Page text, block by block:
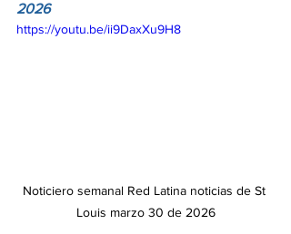
2026
https://youtu.be/ii9DaxXu9H8
Noticiero semanal Red Latina noticias de St
Louis marzo 30 de 2026